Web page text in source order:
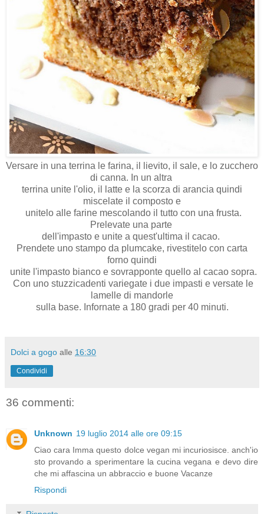
Versare in una terrina le farina, il lievito, il sale, e lo zucchero
di canna. In un altra
terrina unite l'olio, il latte e la scorza di arancia quindi
miscelate il composto e
unitelo alle farine mescolando il tutto con una frusta.
Prelevate una parte
dell'impasto e unite a quest'ultima il cacao.
Prendete uno stampo da plumcake, rivestitelo con carta
forno quindi
unite l'impasto bianco e sovrapponte quello al cacao sopra.
Con uno stuzzicadenti variegate i due impasti e versate le
lamelle di mandorle
sulla base. Infornate a 180 gradi per 40 minuti.
Dolci a gogo alle 16:30
Condividi
36 commenti:
Unknown 19 luglio 2014 alle ore 09:15
Ciao cara Imma questo dolce vegan mi incuriosisce. anch'io
sto provando a sperimentare la cucina vegana e devo dire
che mi affascina un abbraccio e buone Vacanze
Rispondi